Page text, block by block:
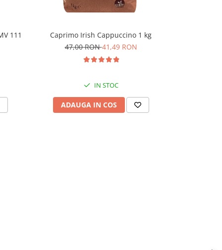
111
Caprimo Irish Cappuccino 1 kg
47,00 RON41,49 RON
IN STOC
ADAUGA IN COS